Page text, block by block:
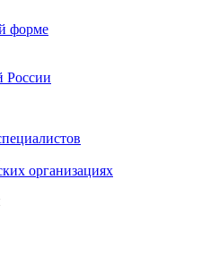
форме
России
организациях